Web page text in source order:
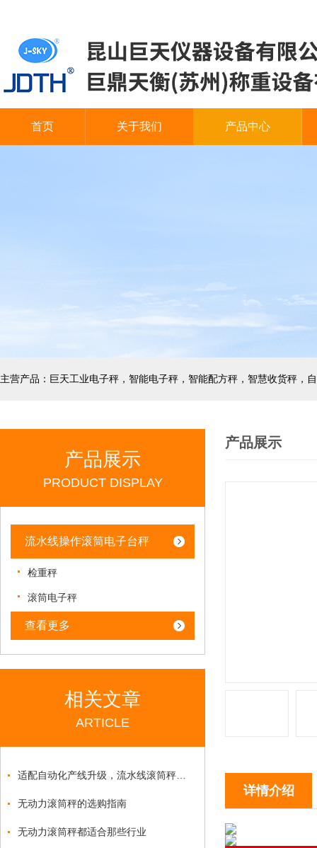
首页 关于我们 产品中心
产品展示
PRODUCT DISPLAY
流水线操作滚筒电子台秤
检重秤
滚筒电子秤
查看更多
相关文章
ARTICLE
无动力滚筒秤的选购指南
无动力滚筒秤都适合那些行业
产品展示
详情介绍